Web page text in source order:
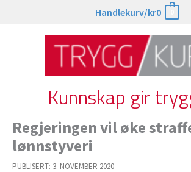
Handlekurv/kr0
Kunnskap gir
Regjeringen vil øke
lønnstyveri
PUBLISERT: 3. NOVEMBER 2020